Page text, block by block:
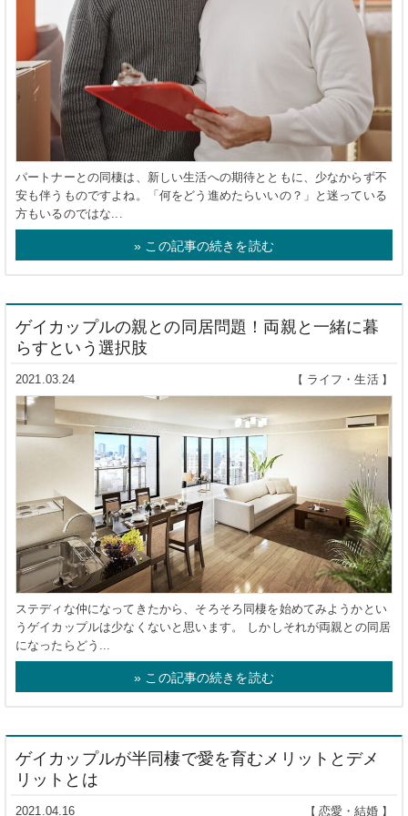
パートナーとの同棲は、新しい生活への期待とともに、少なからず不
安も伴うものですよね。「何をどう進めたらいいの？」と迷っている
方もいるのではな...
» この記事の続きを読む
ゲイカップルの親との同居問題！両親と一緒に暮
らすという選択肢
2021.03.24 ライフ・生活
ステディな仲になってきたから、そろそろ同棲を始めてみようかとい
うゲイカップルは少なくないと思います。 しかしそれが両親との同居
になったらどう...
» この記事の続きを読む
ゲイカップルが半同棲で愛を育むメリットとデメ
リットとは
2021.04.16 恋愛・結婚